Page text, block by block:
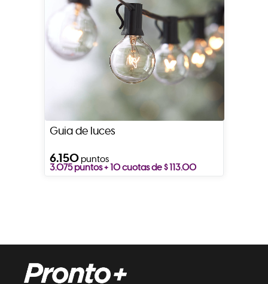
Guia de luces
6.150puntos
3.075 puntos + 10 cuotas de $ 113.00